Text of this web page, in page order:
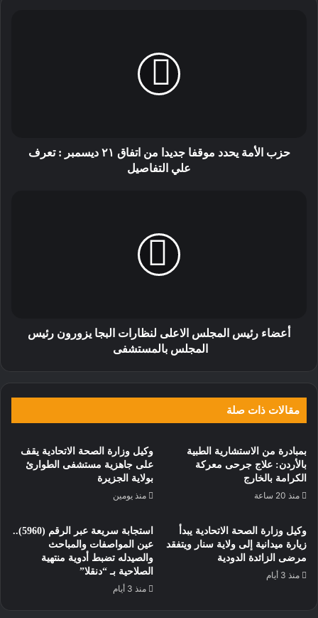
حزب الأمة يحدد موقفا جديدا من اتفاق ٢١ ديسمبر : تعرف
علي التفاصيل
أعضاء رئيس المجلس الاعلى لنظارات البجا يزورون رئيس
المجلس بالمستشفى
مقالات ذات صلة
بمبادرة من الاستشارية الطبية
بالأردن: علاج جرحى معركة
الكرامة بالخارج
منذ 20 ساعة
وكيل وزارة الصحة الاتحادية يقف
على جاهزية مستشفى الطوارئ
بولاية الجزيرة
منذ يومين
وكيل وزارة الصحة الاتحادية يبدأ
زيارة ميدانية إلى ولاية سنار ويتفقد
مرضى الزائدة الدودية
منذ 3 أيام
استجابة سريعة عبر الرقم (5960)..
عين المواصفات والمباحث
والصيدله تضبط أدوية منتهية
الصلاحية بـ “دنقلا”
منذ 3 أيام